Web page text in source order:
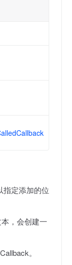
指定添加的位
，会创建一
。